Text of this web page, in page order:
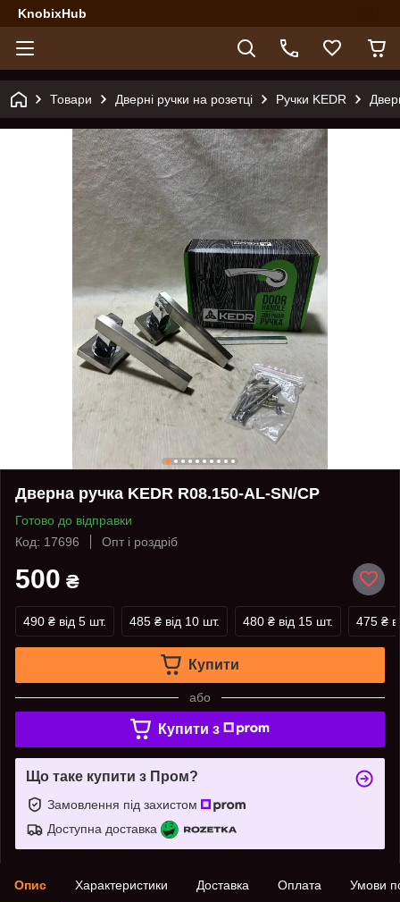
KnobixHub
Товари Дверні ручки на розетці Ручки KEDR
Дверна ручка KEDR R08.150-AL-SN/CP
Готово до відправки
Код: 17696
Опт і роздріб
500 ₴
490 ₴ від 5 шт. 485 ₴ від 10 шт. 480 ₴ від 15 шт. 475 ₴
Купити
або
Купити з
Що таке купити з Пром?
Замовлення під захистом
Доступна доставка
Опис Характеристики Доставка Оплата Умови